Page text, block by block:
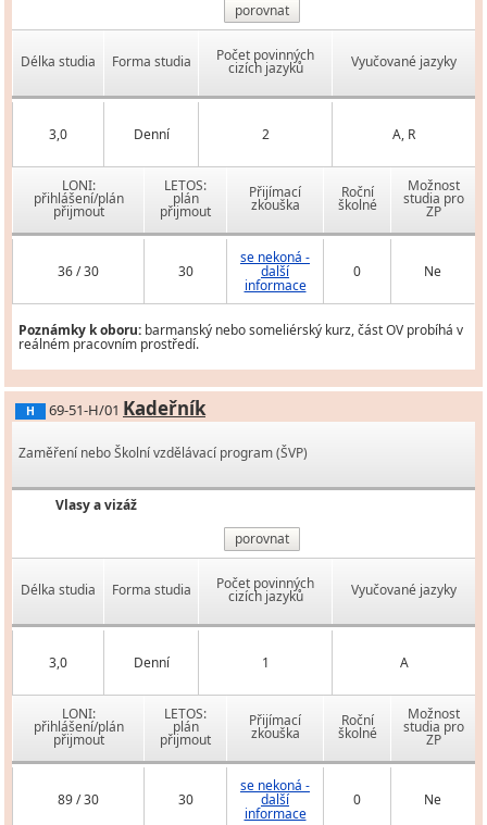
porovnat
Délka studia Forma studia Počet povinných
cizích jazyků Vyučované jazyky
3,0 Denní 2 A, R
LONI:
přihlášení/plán
přijmout
LETOS:
plán
přijmout
Přijímací
zkouška
Roční
školné
Možnost
studia pro
ZP
36 / 30 30
se nekoná -
další
informace
0 Ne
Poznámky k oboru: barmanský nebo someliérský kurz, část OV probíhá v
reálném pracovním prostředí.
H 69-51-H/01 Kadeřník
Zaměření nebo Školní vzdělávací program (ŠVP)
Vlasy a vizáž
porovnat
Délka studia Forma studia Počet povinných
cizích jazyků Vyučované jazyky
3,0 Denní 1 A
LONI:
přihlášení/plán
přijmout
LETOS:
plán
přijmout
Přijímací
zkouška
Roční
školné
Možnost
studia pro
ZP
89 / 30 30
se nekoná -
další
informace
0 Ne